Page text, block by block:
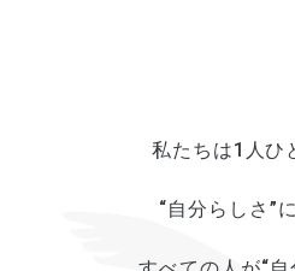
私たちは1人ひ
“自分らしさ”